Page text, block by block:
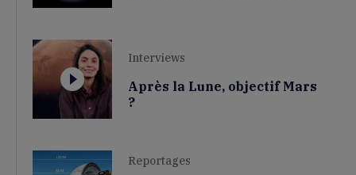
Interviews
Après la Lune, objectif Mars
?
Reportages